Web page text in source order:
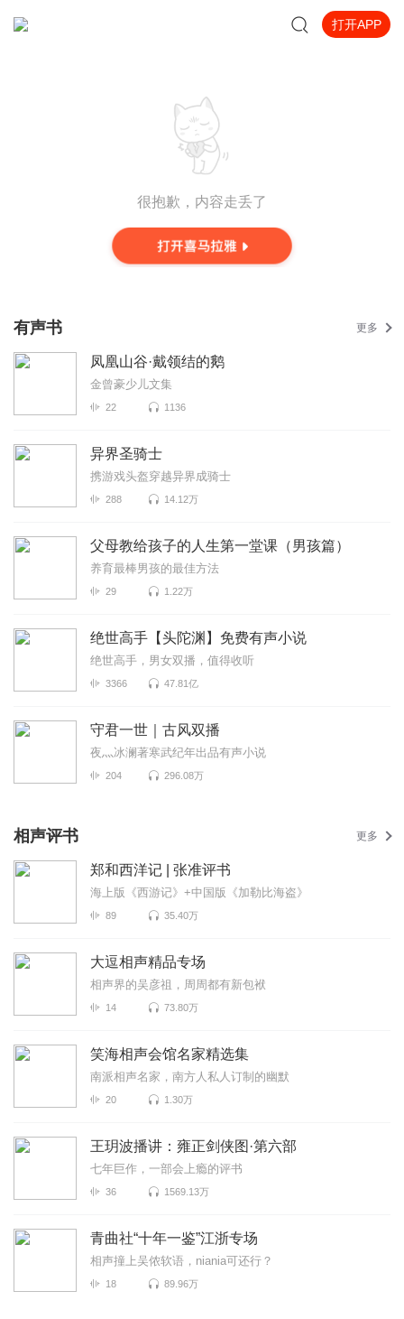
打开APP
很抱歉，内容走丢了
有声书 更多
凤凰山谷·戴领结的鹅
金曾豪少儿文集
22 1136
异界圣骑士
携游戏头盔穿越异界成骑士
288 14.12万
父母教给孩子的人生第一堂课（男孩篇）
养育最棒男孩的最佳方法
29 1.22万
绝世高手【头陀渊】免费有声小说
绝世高手，男女双播，值得收听
3366 47.81亿
守君一世｜古风双播
夜灬冰澜著寒武纪年出品有声小说
204 296.08万
相声评书 更多
郑和西洋记 | 张准评书
海上版《西游记》+中国版《加勒比海盗》
89 35.40万
大逗相声精品专场
相声界的吴彦祖，周周都有新包袱
14 73.80万
笑海相声会馆名家精选集
南派相声名家，南方人私人订制的幽默
20 1.30万
王玥波播讲：雍正剑侠图·第六部
七年巨作，一部会上瘾的评书
36 1569.13万
青曲社“十年一鉴”江浙专场
相声撞上吴侬软语，niania可还行？
18 89.96万